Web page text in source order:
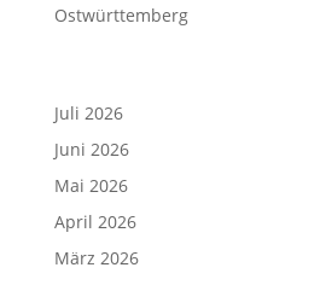
Ostwürttemberg
Juli 2026
Juni 2026
Mai 2026
April 2026
März 2026